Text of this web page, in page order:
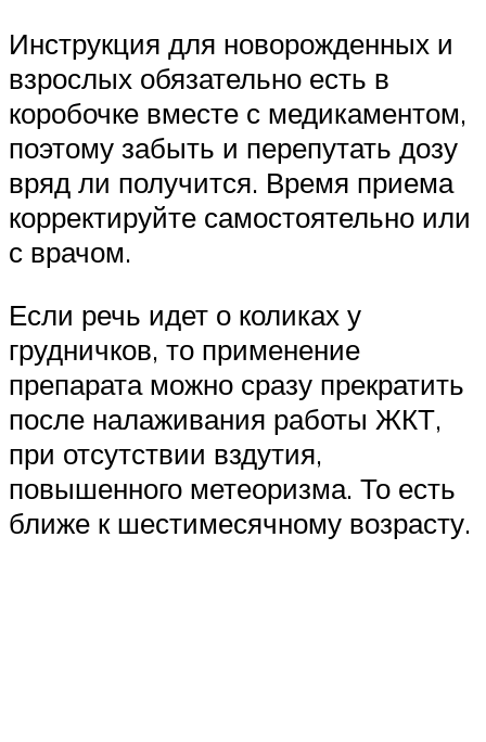
Инструкция для новорожденных и
взрослых обязательно есть в
коробочке вместе с медикаментом,
поэтому забыть и перепутать дозу
вряд ли получится. Время приема
корректируйте самостоятельно или
с врачом.
Если речь идет о коликах у
грудничков, то применение
препарата можно сразу прекратить
после налаживания работы ЖКТ,
при отсутствии вздутия,
повышенного метеоризма. То есть
ближе к шестимесячному возрасту.